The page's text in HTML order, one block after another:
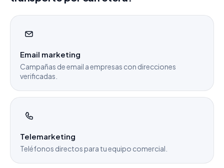
Email marketing
Campañas de email a empresas con direcciones
verificadas.
Telemarketing
Teléfonos directos para tu equipo comercial.